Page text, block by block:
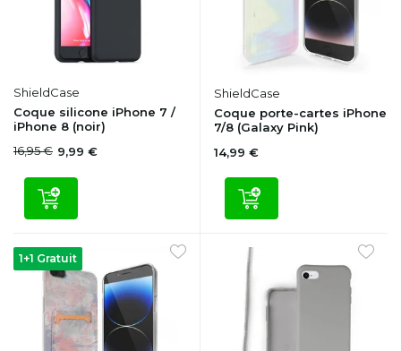
ShieldCase
Coque silicone iPhone 7 /
iPhone 8 (noir)
16,95 € 9,99 €
ShieldCase
Coque porte-cartes iPhone
7/8 (Galaxy Pink)
14,99 €
1+1 Gratuit